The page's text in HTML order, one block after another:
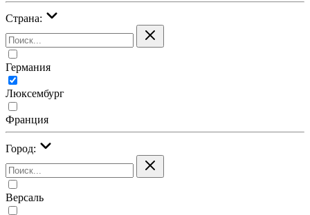
Страна:
Германия
Люксембург
Франция
Город:
Версаль